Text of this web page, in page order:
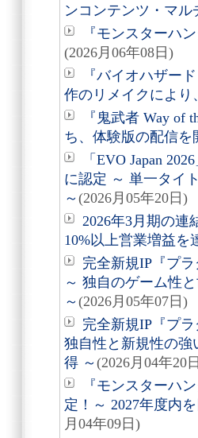
ンコンテンツ・マ
『モンスターハ
(2026月06年08日)
『バイオハザー
作のリメイクにより
『鬼武者 Way of
ち、体験版の配信を
「EVO Japan
に認定 ～ 単一タイ
～ (2026月05年20日)
2026年3月期の連
10%以上営業増益を
完全新規IP『プ
～ 独自のゲーム性
～ (2026月05年07日)
完全新規IP『プ
独自性と新規性の
得 ～ (2026月04年20
『モンスターハ
定！～ 2027年度内
月04年09日)